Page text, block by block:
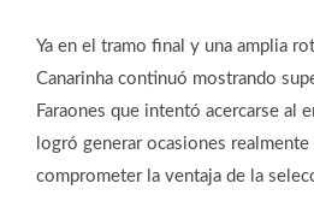
Ya en el tramo final y una amplia
Canarinha continuó mostrando
Faraones que intentó acercarse al
logró generar ocasiones realmente
comprometer la ventaja de la